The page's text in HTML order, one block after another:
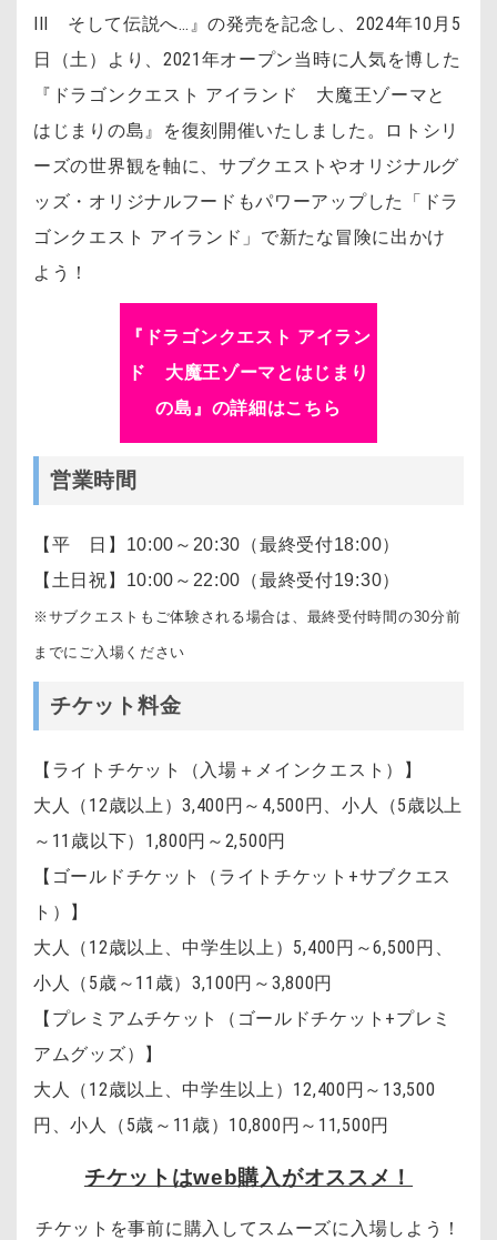
III そして伝説へ…』の発売を記念し、2024年10月5
日（土）より、2021年オープン当時に人気を博した
『ドラゴンクエスト アイランド 大魔王ゾーマと
はじまりの島』を復刻開催いたしました。ロトシリ
ーズの世界観を軸に、サブクエストやオリジナルグ
ッズ・オリジナルフードもパワーアップした「ドラ
ゴンクエスト アイランド」で新たな冒険に出かけ
よう！
『ドラゴンクエスト アイラン
ド 大魔王ゾーマとはじまり
の島』の詳細はこちら
営業時間
【平 日】10:00～20:30（最終受付18:00）
【土日祝】10:00～22:00（最終受付19:30）
※サブクエストもご体験される場合は、最終受付時間の30分前
までにご入場ください
チケット料金
【ライトチケット（入場＋メインクエスト）】
大人（12歳以上）3,400円～4,500円 、小人（5歳以上
～11歳以下）1,800円～2,500円
【ゴールドチケット（ライトチケット+サブクエス
ト）】
大人（12歳以上、中学生以上）5,400円～6,500円、
小人（5歳～11歳）3,100円～3,800円
【プレミアムチケット（ゴールドチケット+プレミ
アムグッズ）】
大人（12歳以上、中学生以上）12,400円～13,500
円、小人（5歳～11歳）10,800円～11,500円
チケットはweb購入がオススメ！
チケットを事前に購入してスムーズに入場しよう！